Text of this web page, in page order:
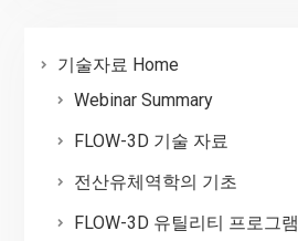
기술자료 Home
Webinar Summary
FLOW-3D 기술 자료
전산유체역학의 기초
FLOW-3D 유틸리티 프로그램